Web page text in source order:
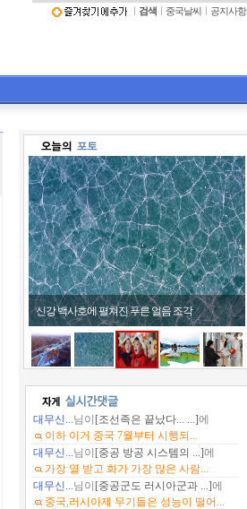
검색 중국날씨 공지사항
어린이들 호랑이 모자 쓰고 '활짝'
대무신...님이 [조선족은 끝났다... ...]에
이하 이거 중국 7월부터 시행되...
대무신...님이 [중공 방공 시스템의 ...]에
가장 열 받고 화가 가장 많은 사람...
대무신...님이 [중공군도 러시아군과 ...]에
중국,러시아제 무기들은 성능이 떨어...